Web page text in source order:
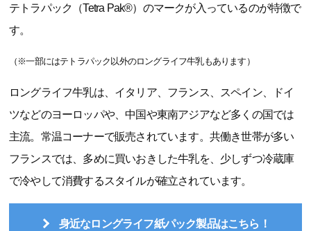
テトラパック（Tetra Pak®）のマークが入っているのが特徴で
す。
（※一部にはテトラパック以外のロングライフ牛乳もあります）
ロングライフ牛乳は、イタリア、フランス、スペイン、ドイ
ツなどのヨーロッパや、中国や東南アジアなど多くの国では
主流。常温コーナーで販売されています。共働き世帯が多い
フランスでは、多めに買いおきした牛乳を、少しずつ冷蔵庫
で冷やして消費するスタイルが確立されています。
身近なロングライフ紙パック製品はこちら！